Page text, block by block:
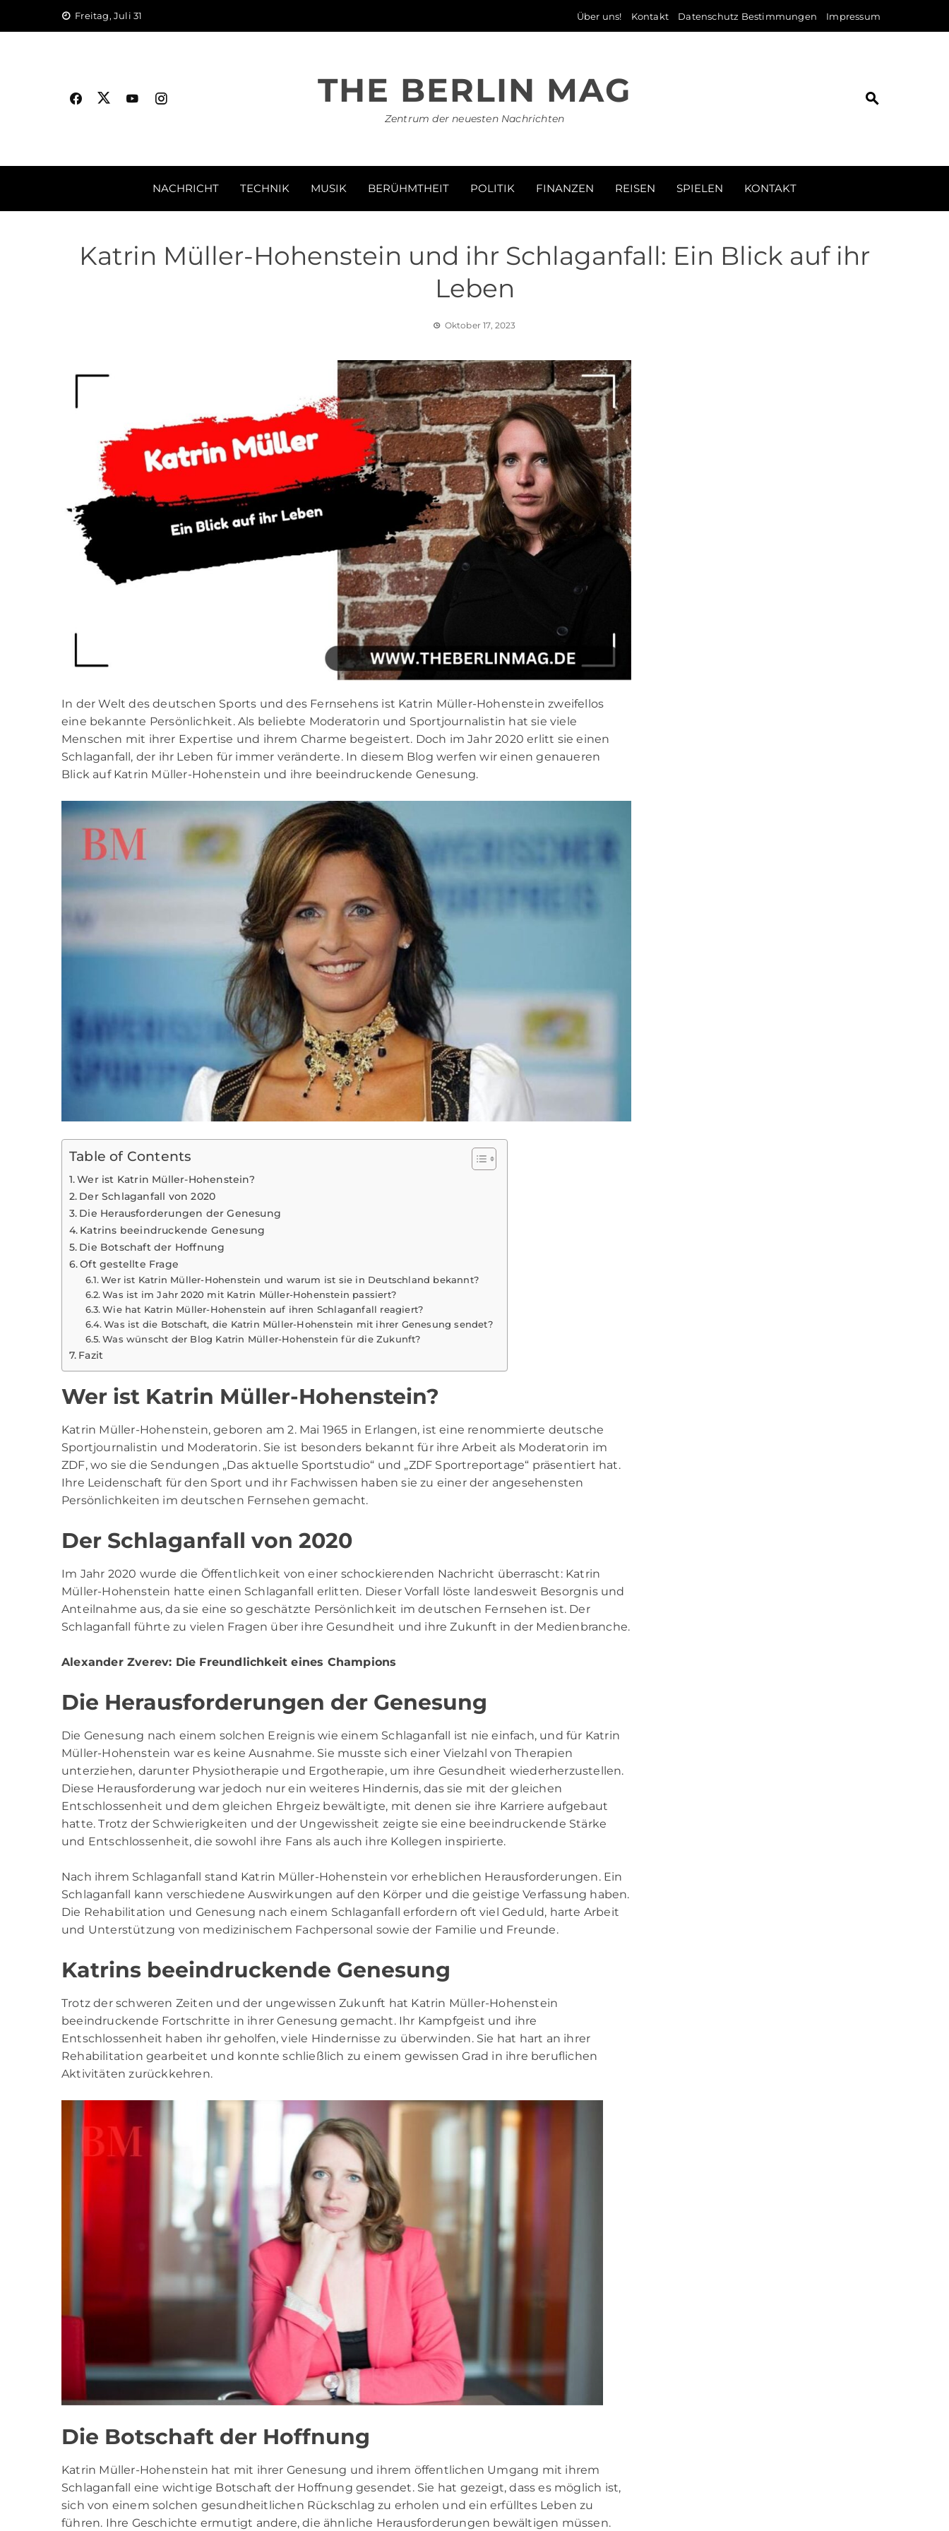
Freitag, Juli 31 Über uns! Kontakt Datenschutz Bestimmungen Impressum
THE BERLIN MAG
Zentrum der neuesten Nachrichten
NACHRICHT TECHNIK MUSIK BERÜHMTHEIT POLITIK FINANZEN REISEN SPIELEN KONTAKT
Katrin Müller-Hohenstein und ihr Schlaganfall: Ein Blick auf ihr
Leben
Oktober 17, 2023
In der Welt des deutschen Sports und des Fernsehens ist Katrin Müller-Hohenstein zweifellos
eine bekannte Persönlichkeit. Als beliebte Moderatorin und Sportjournalistin hat sie viele
Menschen mit ihrer Expertise und ihrem Charme begeistert. Doch im Jahr 2020 erlitt sie einen
Schlaganfall, der ihr Leben für immer veränderte. In diesem Blog werfen wir einen genaueren
Blick auf Katrin Müller-Hohenstein und ihre beeindruckende Genesung.
Table of Contents
Wer ist Katrin Müller-Hohenstein?
Der Schlaganfall von 2020
Die Herausforderungen der Genesung
Katrins beeindruckende Genesung
Die Botschaft der Hoffnung
Oft gestellte Frage
Wer ist Katrin Müller-Hohenstein und warum ist sie in Deutschland bekannt?
Was ist im Jahr 2020 mit Katrin Müller-Hohenstein passiert?
Wie hat Katrin Müller-Hohenstein auf ihren Schlaganfall reagiert?
Was ist die Botschaft, die Katrin Müller-Hohenstein mit ihrer Genesung sendet?
Was wünscht der Blog Katrin Müller-Hohenstein für die Zukunft?
Fazit
Wer ist Katrin Müller-Hohenstein?
Katrin Müller-Hohenstein, geboren am 2. Mai 1965 in Erlangen, ist eine renommierte deutsche
Sportjournalistin und Moderatorin. Sie ist besonders bekannt für ihre Arbeit als Moderatorin im
ZDF, wo sie die Sendungen „Das aktuelle Sportstudio“ und „ZDF Sportreportage“ präsentiert hat.
Ihre Leidenschaft für den Sport und ihr Fachwissen haben sie zu einer der angesehensten
Persönlichkeiten im deutschen Fernsehen gemacht.
Der Schlaganfall von 2020
Im Jahr 2020 wurde die Öffentlichkeit von einer schockierenden Nachricht überrascht: Katrin
Müller-Hohenstein hatte einen Schlaganfall erlitten. Dieser Vorfall löste landesweit Besorgnis und
Anteilnahme aus, da sie eine so geschätzte Persönlichkeit im deutschen Fernsehen ist. Der
Schlaganfall führte zu vielen Fragen über ihre Gesundheit und ihre Zukunft in der Medienbranche.
Alexander Zverev: Die Freundlichkeit eines Champions
Die Herausforderungen der Genesung
Die Genesung nach einem solchen Ereignis wie einem Schlaganfall ist nie einfach, und für Katrin
Müller-Hohenstein war es keine Ausnahme. Sie musste sich einer Vielzahl von Therapien
unterziehen, darunter Physiotherapie und Ergotherapie, um ihre Gesundheit wiederherzustellen.
Diese Herausforderung war jedoch nur ein weiteres Hindernis, das sie mit der gleichen
Entschlossenheit und dem gleichen Ehrgeiz bewältigte, mit denen sie ihre Karriere aufgebaut
hatte. Trotz der Schwierigkeiten und der Ungewissheit zeigte sie eine beeindruckende Stärke
und Entschlossenheit, die sowohl ihre Fans als auch ihre Kollegen inspirierte.
Nach ihrem Schlaganfall stand Katrin Müller-Hohenstein vor erheblichen Herausforderungen. Ein
Schlaganfall kann verschiedene Auswirkungen auf den Körper und die geistige Verfassung haben.
Die Rehabilitation und Genesung nach einem Schlaganfall erfordern oft viel Geduld, harte Arbeit
und Unterstützung von medizinischem Fachpersonal sowie der Familie und Freunde.
Katrins beeindruckende Genesung
Trotz der schweren Zeiten und der ungewissen Zukunft hat Katrin Müller-Hohenstein
beeindruckende Fortschritte in ihrer Genesung gemacht. Ihr Kampfgeist und ihre
Entschlossenheit haben ihr geholfen, viele Hindernisse zu überwinden. Sie hat hart an ihrer
Rehabilitation gearbeitet und konnte schließlich zu einem gewissen Grad in ihre beruflichen
Aktivitäten zurückkehren.
Die Botschaft der Hoffnung
Katrin Müller-Hohenstein hat mit ihrer Genesung und ihrem öffentlichen Umgang mit ihrem
Schlaganfall eine wichtige Botschaft der Hoffnung gesendet. Sie hat gezeigt, dass es möglich ist,
sich von einem solchen gesundheitlichen Rückschlag zu erholen und ein erfülltes Leben zu
führen. Ihre Geschichte ermutigt andere, die ähnliche Herausforderungen bewältigen müssen.